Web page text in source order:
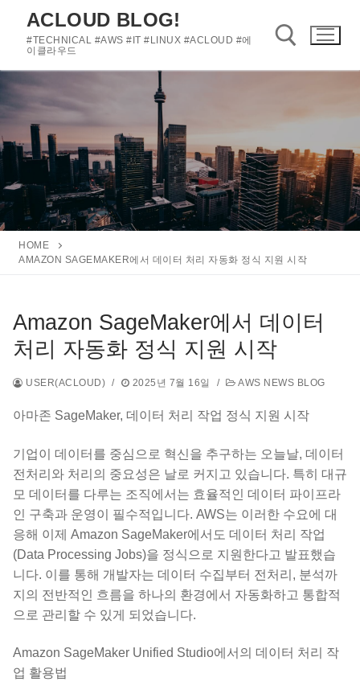
로
로
기
ACLOUD BLOG!
#TECHNICAL #AWS #IT #LINUX #ACLOUD #에
이클라우드
HOME
AMAZON SAGEMAKER에서 데이터 처리 자동화 정식 지원 시작
Amazon SageMaker에서 데이터
처리 자동화 정식 지원 시작
USER(ACLOUD) / 2025년 7월 16일 / AWS NEWS BLOG
아마존 SageMaker, 데이터 처리 작업 정식 지원 시작
기업이 데이터를 중심으로 혁신을 추구하는 오늘날, 데이터
전처리와 처리의 중요성은 날로 커지고 있습니다. 특히 대규
모 데이터를 다루는 조직에서는 효율적인 데이터 파이프라
인 구축과 운영이 필수적입니다. AWS는 이러한 수요에 대
응해 이제 Amazon SageMaker에서도 데이터 처리 작업
(Data Processing Jobs)을 정식으로 지원한다고 발표했습
니다. 이를 통해 개발자는 데이터 수집부터 전처리, 분석까
지의 전반적인 흐름을 하나의 환경에서 자동화하고 통합적
으로 관리할 수 있게 되었습니다.
Amazon SageMaker Unified Studio에서의 데이터 처리 작
업 활용법